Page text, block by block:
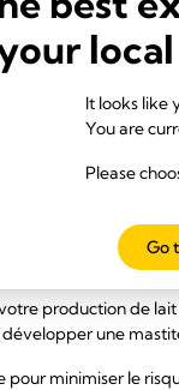
comme
de réduire ses
est non
rhume ou votre
grâce à votre lait
lorsque l'on est
de votre bébé.
avec votre bébé
la possibilité afin
production de
une
pour minimiser le
It looks like
You are
Please
Go